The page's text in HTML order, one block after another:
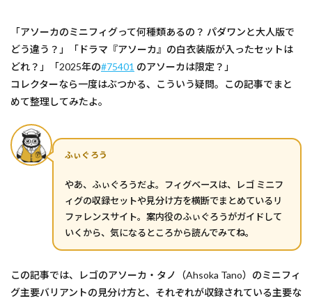
「アソーカのミニフィグって何種類あるの？ パダワンと大人版で
どう違う？」「ドラマ『アソーカ』の白衣装版が入ったセットは
どれ？」「2025年の#75401 のアソーカは限定？」
コレクターなら一度はぶつかる、こういう疑問。この記事でまと
めて整理してみたよ。
ふぃぐろう
やあ、ふぃぐろうだよ。フィグベースは、レゴ ミニフ
ィグの収録セットや見分け方を横断でまとめているリ
ファレンスサイト。案内役のふぃぐろうがガイドして
いくから、気になるところから読んでみてね。
この記事では、レゴのアソーカ・タノ（Ahsoka Tano）のミニフィ
グ主要バリアントの見分け方と、それぞれが収録されている主要な